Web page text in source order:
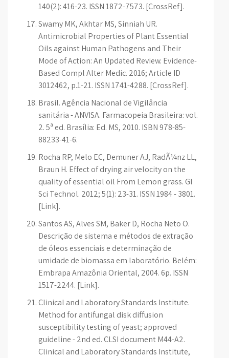
140(2): 416-23. ISSN 1872-7573. [CrossRef].
Swamy MK, Akhtar MS, Sinniah UR.
Antimicrobial Properties of Plant Essential
Oils against Human Pathogens and Their
Mode of Action: An Updated Review. Evidence-
Based Compl Alter Medic. 2016; Article ID
3012462, p.1-21. ISSN 1741-4288. [CrossRef].
Brasil. Agência Nacional de Vigilância
sanitária - ANVISA. Farmacopeia Brasileira: vol.
2. 5ª ed. Brasília: Ed. MS, 2010. ISBN 978-85-
88233-41-6.
Rocha RP, Melo EC, Demuner AJ, RadÃ¼nz LL,
Braun H. Effect of drying air velocity on the
quality of essential oil From Lemon grass. Gl
Sci Technol. 2012; 5(1): 23-31. ISSN 1984 - 3801.
[Link].
Santos AS, Alves SM, Baker D, Rocha Neto O.
Descrição de sistema e métodos de extração
de óleos essenciais e determinação de
umidade de biomassa em laboratório. Belém:
Embrapa Amazônia Oriental, 2004. 6p. ISSN
1517-2244. [Link].
Clinical and Laboratory Standards Institute.
Method for antifungal disk diffusion
susceptibility testing of yeast; approved
guideline - 2nd ed. CLSI document M44-A2.
Clinical and Laboratory Standards Institute,